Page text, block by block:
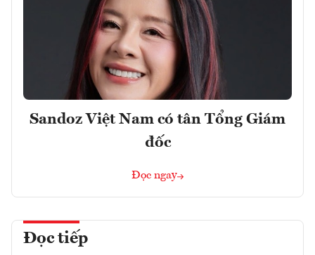
Sandoz Việt Nam có tân Tổng Giám
đốc
Đọc ngay
Đọc tiếp